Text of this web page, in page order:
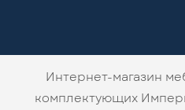
Интернет-магазин
комплектующих